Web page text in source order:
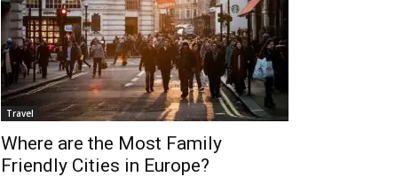
Travel
Where are the Most Family
Friendly Cities in Europe?